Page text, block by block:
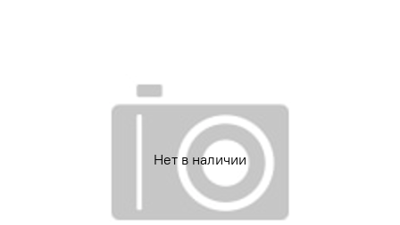
Нет в наличии